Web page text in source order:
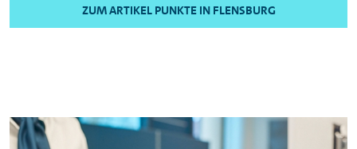
ZUM ARTIKEL PUNKTE IN FLENSBURG